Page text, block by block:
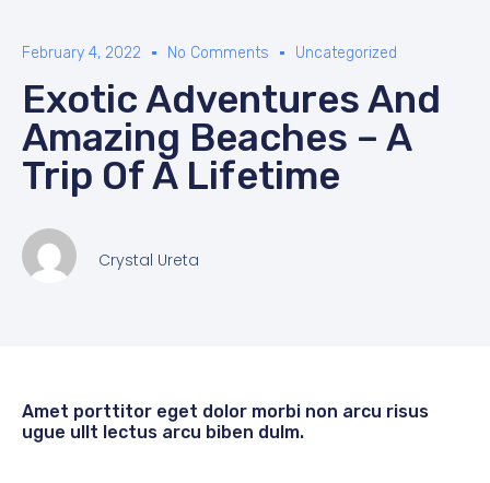
February 4, 2022 No Comments Uncategorized
Exotic Adventures And
Amazing Beaches – A
Trip Of A Lifetime
Crystal Ureta
Amet porttitor eget dolor morbi non arcu risus
ugue ullt lectus arcu biben dulm.